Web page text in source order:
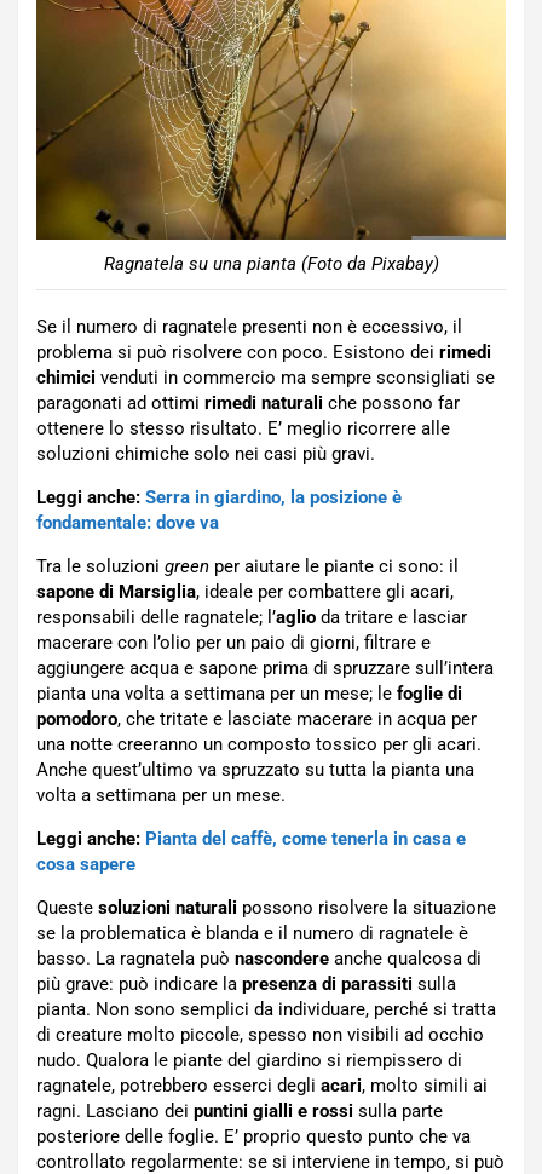
Ragnatela su una pianta (Foto da Pixabay)
Se il numero di ragnatele presenti non è eccessivo, il
problema si può risolvere con poco. Esistono dei rimedi
chimici venduti in commercio ma sempre sconsigliati se
paragonati ad ottimi rimedi naturali che possono far
ottenere lo stesso risultato. E’ meglio ricorrere alle
soluzioni chimiche solo nei casi più gravi.
Leggi anche: Serra in giardino, la posizione è
fondamentale: dove va
Tra le soluzioni green per aiutare le piante ci sono: il
sapone di Marsiglia, ideale per combattere gli acari,
responsabili delle ragnatele; l’aglio da tritare e lasciar
macerare con l’olio per un paio di giorni, filtrare e
aggiungere acqua e sapone prima di spruzzare sull’intera
pianta una volta a settimana per un mese; le foglie di
pomodoro, che tritate e lasciate macerare in acqua per
una notte creeranno un composto tossico per gli acari.
Anche quest’ultimo va spruzzato su tutta la pianta una
volta a settimana per un mese.
Leggi anche: Pianta del caffè, come tenerla in casa e
cosa sapere
Queste soluzioni naturali possono risolvere la situazione
se la problematica è blanda e il numero di ragnatele è
basso. La ragnatela può nascondere anche qualcosa di
più grave: può indicare la presenza di parassiti sulla
pianta. Non sono semplici da individuare, perché si tratta
di creature molto piccole, spesso non visibili ad occhio
nudo. Qualora le piante del giardino si riempissero di
ragnatele, potrebbero esserci degli acari, molto simili ai
ragni. Lasciano dei puntini gialli e rossi sulla parte
posteriore delle foglie. E’ proprio questo punto che va
controllato regolarmente: se si interviene in tempo, si può